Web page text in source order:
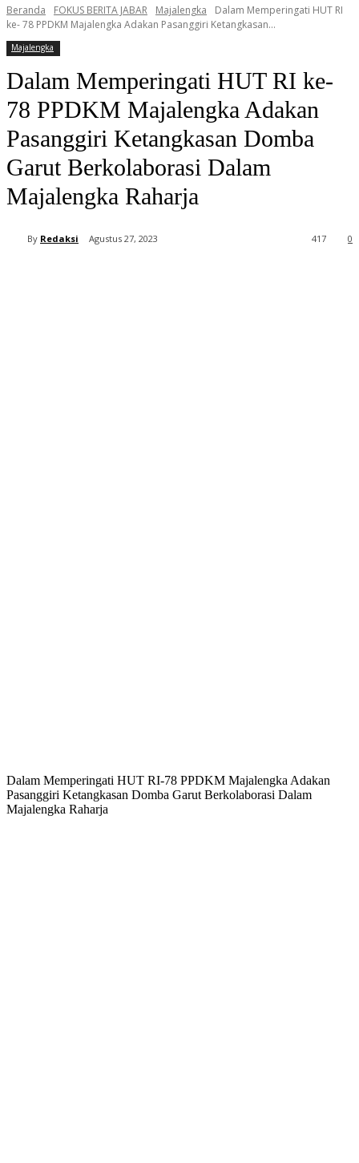
Beranda FOKUS BERITA JABAR Majalengka
Dalam Memperingati HUT RI
ke- 78 PPDKM Majalengka Adakan Pasanggiri Ketangkasan...
Majalengka
Dalam Memperingati HUT RI ke-
78 PPDKM Majalengka Adakan
Pasanggiri Ketangkasan Domba
Garut Berkolaborasi Dalam
Majalengka Raharja
By Redaksi Agustus 27, 2023 0
417
Dalam Memperingati HUT RI-78 PPDKM Majalengka Adakan
Pasanggiri Ketangkasan Domba Garut Berkolaborasi Dalam
Majalengka Raharja